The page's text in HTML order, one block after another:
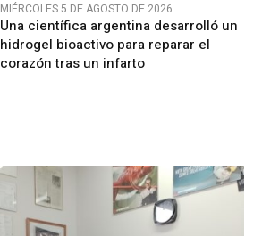
MIÉRCOLES 5 DE AGOSTO DE 2026
Una científica argentina desarrolló un
hidrogel bioactivo para reparar el
corazón tras un infarto